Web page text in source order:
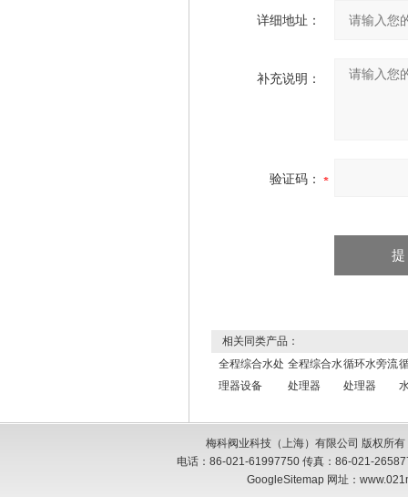
详细地址：
补充说明：
验证码：
相关同类产品：
全程综合水处
理器设备
全程综合水
处理器
循环水旁流
处理器
梅科阀业科技（上海）有限公司 版权所
电话：86-021-61997750 传真：86-021-
GoogleSitemap网址：